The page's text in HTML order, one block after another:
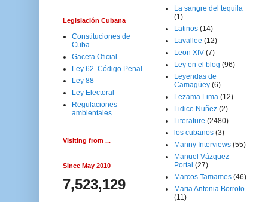
Legislación Cubana
Constituciones de
Cuba
Gaceta Oficial
Ley 62. Código Penal
Ley 88
Ley Electoral
Regulaciones
ambientales
Visiting from ...
Since May 2010
7,523,129
La sangre del tequila
(1)
Latinos (14)
Lavallee (12)
Leon XIV (7)
Ley en el blog (96)
Leyendas de
Camagüey (6)
Lezama Lima (12)
Lidice Nuñez (2)
Literature (2480)
los cubanos (3)
Manny Interviews (55)
Manuel Vázquez
Portal (27)
Marcos Tamames (46)
Maria Antonia Borroto
(11)